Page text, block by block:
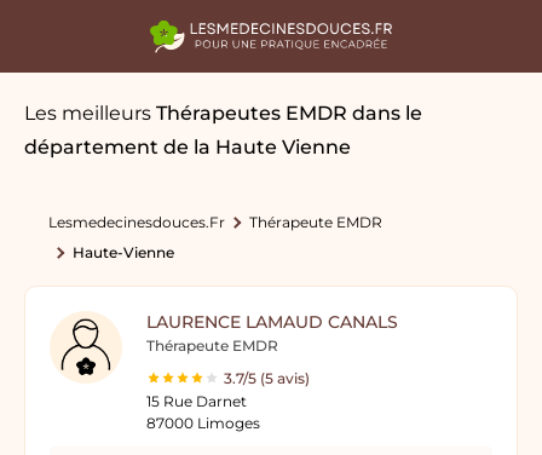
Les meilleurs Thérapeutes EMDR dans le
département de la Haute Vienne
Lesmedecinesdouces.fr
Thérapeute EMDR
Haute-Vienne
LAURENCE LAMAUD CANALS
Thérapeute EMDR
3.7/5 (5 avis)
15 Rue Darnet
87000 Limoges